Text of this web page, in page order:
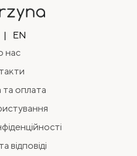
|
EN
нас
оплата
відповіді